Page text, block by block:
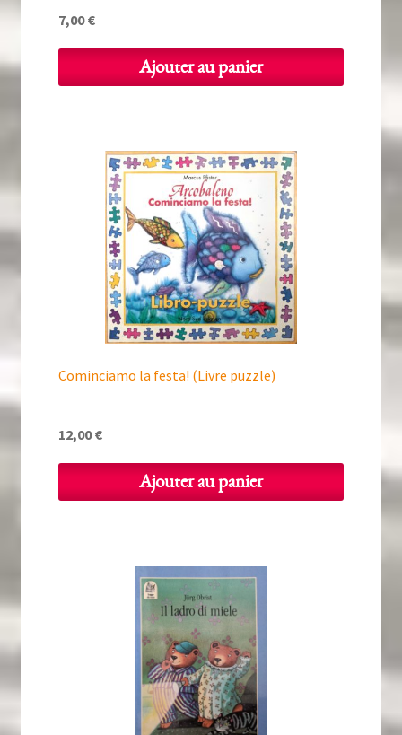
7,00€
Ajouter au panier
Cominciamo la festa! (Livre puzzle)
12,00€
Ajouter au panier